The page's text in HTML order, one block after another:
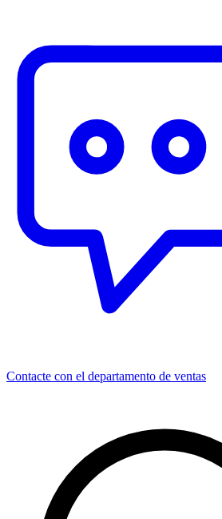
Contacte con el departamento de ventas